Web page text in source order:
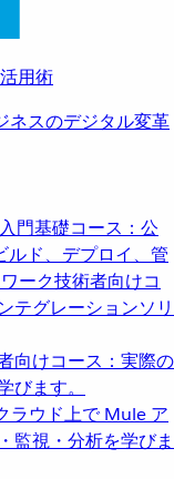
用術
スのデジタル変革
門基礎コース：公
ルド、デプロイ、管
ーク技術者向けコ
テグレーションソリ
向けコース：実際の
ます。
ラウド上で Mule ア
監視・分析を学びま